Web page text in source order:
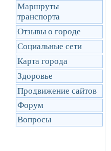
Маршруты
транcпорта
Отзывы о городе
Социальные сети
Карта города
Здоровье
Продвижение сайтов
Форум
Вопросы